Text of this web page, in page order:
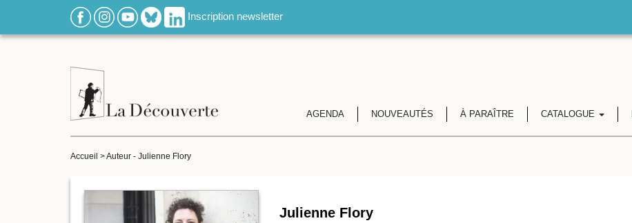
Inscription newsletter
AGENDA NOUVEAUTÉS À PARAÎTRE CATALOGUE
Accueil >Auteur - Julienne Flory
Julienne Flory